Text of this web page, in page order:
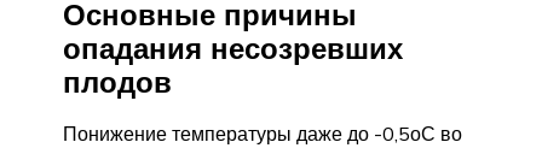
Основные причины
опадания несозревших
плодов
Понижение температуры даже до -0,5оС во